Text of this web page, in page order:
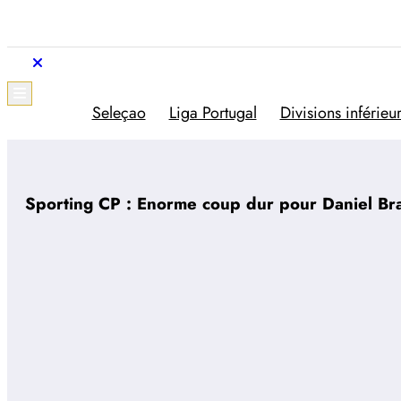
contenu
Trivela
L'actualité du football portugais
Seleçao Liga Portugal Divisions
Sporting CP : Enorme coup dur pour Daniel